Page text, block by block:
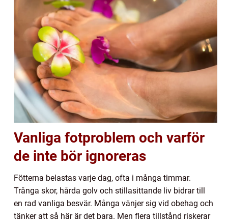
Vanliga fotproblem och varför
de inte bör ignoreras
Fötterna belastas varje dag, ofta i många timmar.
Trånga skor, hårda golv och stillasittande liv bidrar till
en rad vanliga besvär. Många vänjer sig vid obehag och
tänker att så här är det bara. Men flera tillstånd riskerar